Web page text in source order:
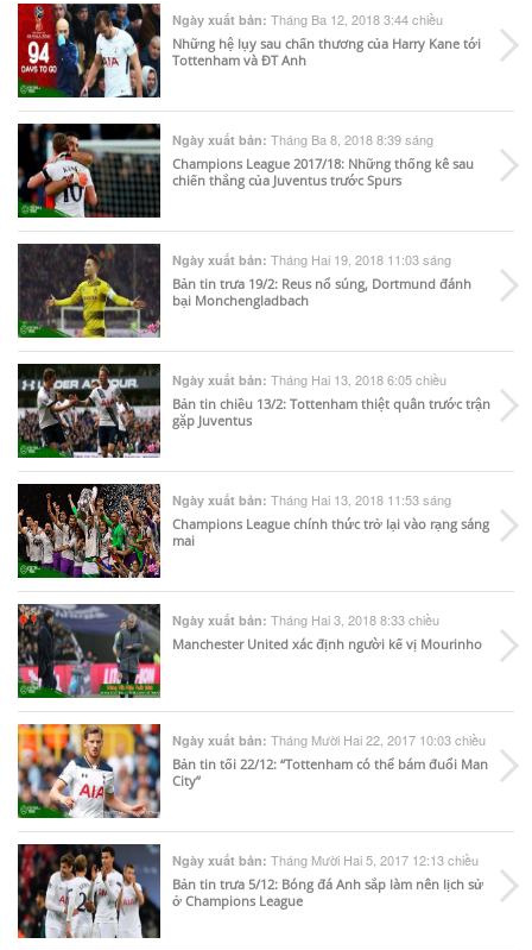
Ngày xuất bản: Tháng Ba 12, 2018 3:44 chiều
Những hệ lụy sau chấn thương của Harry Kane tới
Tottenham và ĐT Anh
Ngày xuất bản: Tháng Ba 8, 2018 8:39 sáng
Champions League 2017/18: Những thống kê sau
chiến thắng của Juventus trước Spurs
Ngày xuất bản: Tháng Hai 19, 2018 11:03 sáng
Bản tin trưa 19/2: Reus nổ súng, Dortmund đánh
bại Monchengladbach
Ngày xuất bản: Tháng Hai 13, 2018 6:05 chiều
Bản tin chiều 13/2: Tottenham thiệt quân trước trận
gặp Juventus
Ngày xuất bản: Tháng Hai 13, 2018 11:53 sáng
Champions League chính thức trở lại vào rạng sáng
mai
Ngày xuất bản: Tháng Hai 3, 2018 8:33 chiều
Manchester United xác định người kế vị Mourinho
Ngày xuất bản: Tháng Mười Hai 22, 2017 10:03 chiều
Bản tin tối 22/12: “Tottenham có thể bám đuổi Man
City”
Ngày xuất bản: Tháng Mười Hai 5, 2017 12:13 chiều
Bản tin trưa 5/12: Bóng đá Anh sắp làm nên lịch sử
ở Champions League